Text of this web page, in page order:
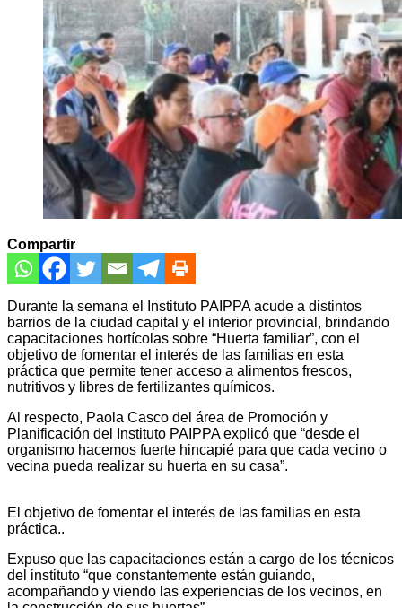
Compartir
Durante la semana el Instituto PAIPPA acude a distintos
barrios de la ciudad capital y el interior provincial, brindando
capacitaciones hortícolas sobre “Huerta familiar”, con el
objetivo de fomentar el interés de las familias en esta
práctica que permite tener acceso a alimentos frescos,
nutritivos y libres de fertilizantes químicos.
Al respecto, Paola Casco del área de Promoción y
Planificación del Instituto PAIPPA explicó que “desde el
organismo hacemos fuerte hincapié para que cada vecino o
vecina pueda realizar su huerta en su casa”.
El objetivo de fomentar el interés de las familias en esta
práctica..
Expuso que las capacitaciones están a cargo de los técnicos
del instituto “que constantemente están guiando,
acompañando y viendo las experiencias de los vecinos, en